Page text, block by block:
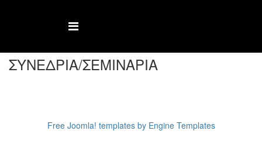
ΣΥΝΕΔΡΙΑ/ΣΕΜΙΝΑΡΙΑ
Free Joomla! templates by Engine Templates